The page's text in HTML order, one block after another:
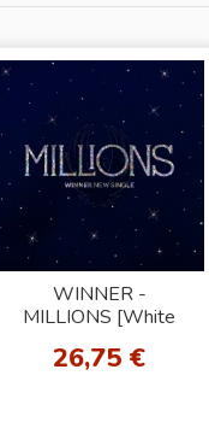
WINNER -
MILLIONS [White
26,75 €